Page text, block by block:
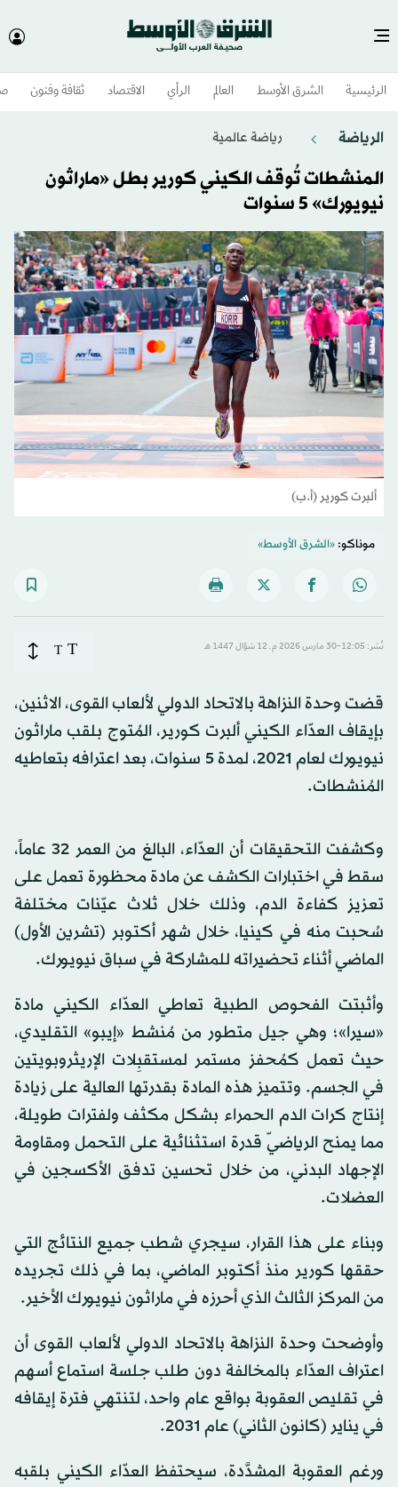
الرئيسية الشرق الأوسط​ العالم الرأي الاقتصاد ثقافة وفنون
الرياضة رياضة عالمية
المنشطات تُوقف الكيني كورير بطل «ماراثون
نيويورك» 5 سنوات
ألبرت كورير (أ.ب)
موناكو:«الشرق الأوسط»
نُشر: 12:05-30 مارس 2026 م ـ 12 شوّال 1447 هـ T
T
قضت وحدة النزاهة بالاتحاد الدولي لألعاب القوى، الاثنين،
بإيقاف العدّاء الكيني ألبرت كورير، المُتوج بلقب ماراثون
نيويورك لعام 2021، لمدة 5 سنوات، بعد اعترافه بتعاطيه
المُنشطات.
وكشفت التحقيقات أن العدّاء، البالغ من العمر 32 عاماً،
سقط في اختبارات الكشف عن مادة محظورة تعمل على
تعزيز كفاءة الدم، وذلك خلال ثلاث عيّنات مختلفة
سُحبت منه في كينيا، خلال شهر أكتوبر (تشرين الأول)
الماضي أثناء تحضيراته للمشاركة في سباق نيويورك.
وأثبتت الفحوص الطبية تعاطي العدّاء الكيني مادة
«سيرا»؛ وهي جيل متطور من مُنشط «إيبو» التقليدي،
حيث تعمل كمُحفز مستمر لمستقبِلات الإريثروبويتين
في الجسم. وتتميز هذه المادة بقدرتها العالية على زيادة
إنتاج كرات الدم الحمراء بشكل مكثف ولفترات طويلة،
مما يمنح الرياضيّ قدرة استثنائية على التحمل ومقاومة
الإجهاد البدني، من خلال تحسين تدفق الأكسجين في
العضلات.
وبناء على هذا القرار، سيجري شطب جميع النتائج التي
حققها كورير منذ أكتوبر الماضي، بما في ذلك تجريده
من المركز الثالث الذي أحرزه في ماراثون نيويورك الأخير.
وأوضحت وحدة النزاهة بالاتحاد الدولي لألعاب القوى أن
اعتراف العدّاء بالمخالفة دون طلب جلسة استماع أسهم
في تقليص العقوبة بواقع عام واحد، لتنتهي فترة إيقافه
في يناير (كانون الثاني) عام 2031.
ورغم العقوبة المشدَّدة، سيحتفظ العدّاء الكيني بلقبه